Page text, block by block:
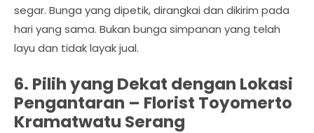
segar. Bunga yang dipetik, dirangkai dan dikirim pada
hari yang sama. Bukan bunga simpanan yang telah
layu dan tidak layak jual.
6. Pilih yang Dekat dengan Lokasi
Pengantaran – Florist Toyomerto
Kramatwatu Serang